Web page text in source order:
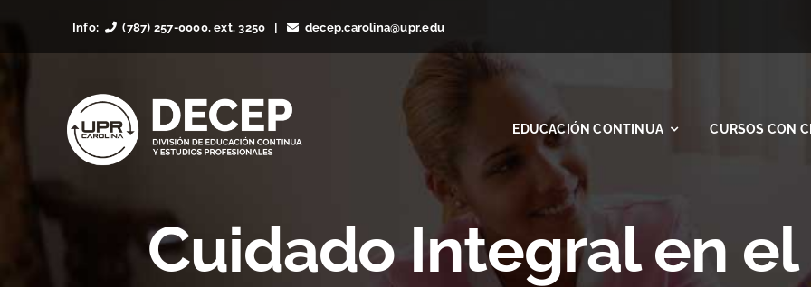
Info: (787) 257-0000, ext. 3250 | decep.carolina@upr.edu
EDUCACIÓN CONTINUA CURSOS CON
Cuidado Integral en